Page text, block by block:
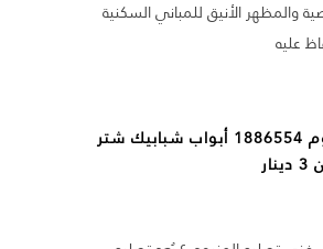
والمظهر الأنيق للمباني السكنية
عليه
تصليح المنيوم 1886554 أبواب شبابيك شتر